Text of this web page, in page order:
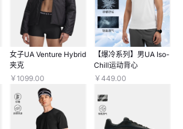
女子UA Venture Hybrid
夹克
￥1099.00
【爆冷系列】男UA Iso-
Chill运动背心
￥449.00